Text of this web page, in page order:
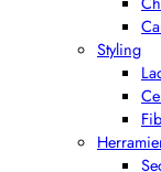
Styling